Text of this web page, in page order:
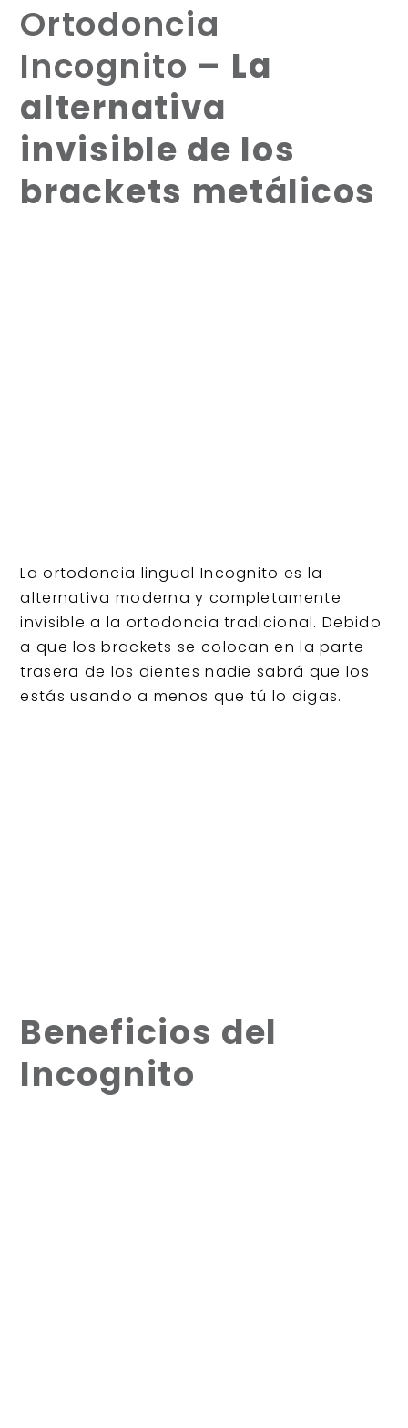
Ortodoncia
Incognito – La
alternativa
invisible de los
brackets metálicos
La ortodoncia lingual Incognito es la
alternativa moderna y completamente
invisible a la ortodoncia tradicional. Debido
a que los brackets se colocan en la parte
trasera de los dientes nadie sabrá que los
estás usando a menos que tú lo digas.
Beneficios del
Incognito